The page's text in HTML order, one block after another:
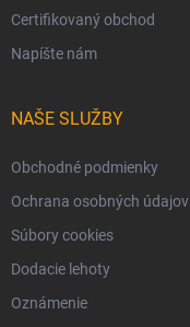
Certifikovaný obchod
Napíšte nám
NAŠE SLUŽBY
Obchodné podmienky
Ochrana osobných údajov
Súbory cookies
Dodacie lehoty
Oznámenie